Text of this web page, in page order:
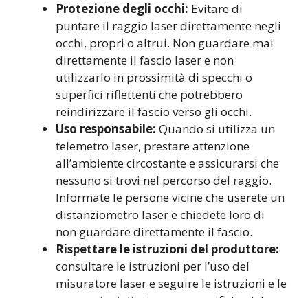
Protezione degli occhi: Evitare di
puntare il raggio laser direttamente negli
occhi, propri o altrui. Non guardare mai
direttamente il fascio laser e non
utilizzarlo in prossimità di specchi o
superfici riflettenti che potrebbero
reindirizzare il fascio verso gli occhi.
Uso responsabile: Quando si utilizza un
telemetro laser, prestare attenzione
all’ambiente circostante e assicurarsi che
nessuno si trovi nel percorso del raggio.
Informate le persone vicine che userete un
distanziometro laser e chiedete loro di
non guardare direttamente il fascio.
Rispettare le istruzioni del produttore:
consultare le istruzioni per l’uso del
misuratore laser e seguire le istruzioni e le